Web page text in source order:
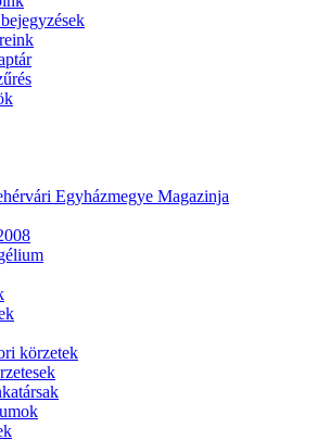
Egyházmegye Magazinja
körzetek